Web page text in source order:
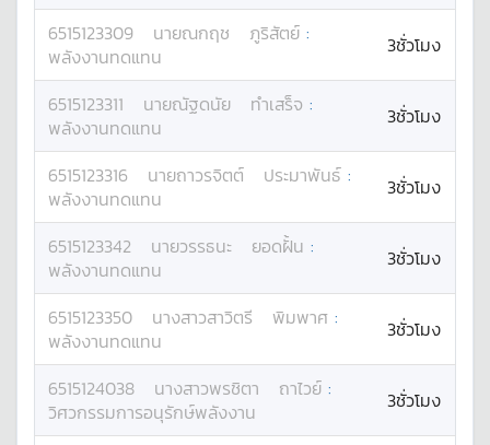
6515123309 นายณกฤช ภูริสัตย์ :
พลังงานทดแทน
3ชั่วโมง
6515123311 นายณัฐดนัย ทำเสร็จ :
พลังงานทดแทน
3ชั่วโมง
6515123316 นายถาวรจิตต์ ประมาพันธ์ :
พลังงานทดแทน
3ชั่วโมง
6515123342 นายวรรธนะ ยอดฝั้น :
พลังงานทดแทน
3ชั่วโมง
6515123350 นางสาวสาวิตรี พิมพาศ :
พลังงานทดแทน
3ชั่วโมง
6515124038 นางสาวพรชิตา ถาไวย์ :
วิศวกรรมการอนุรักษ์พลังงาน
3ชั่วโมง